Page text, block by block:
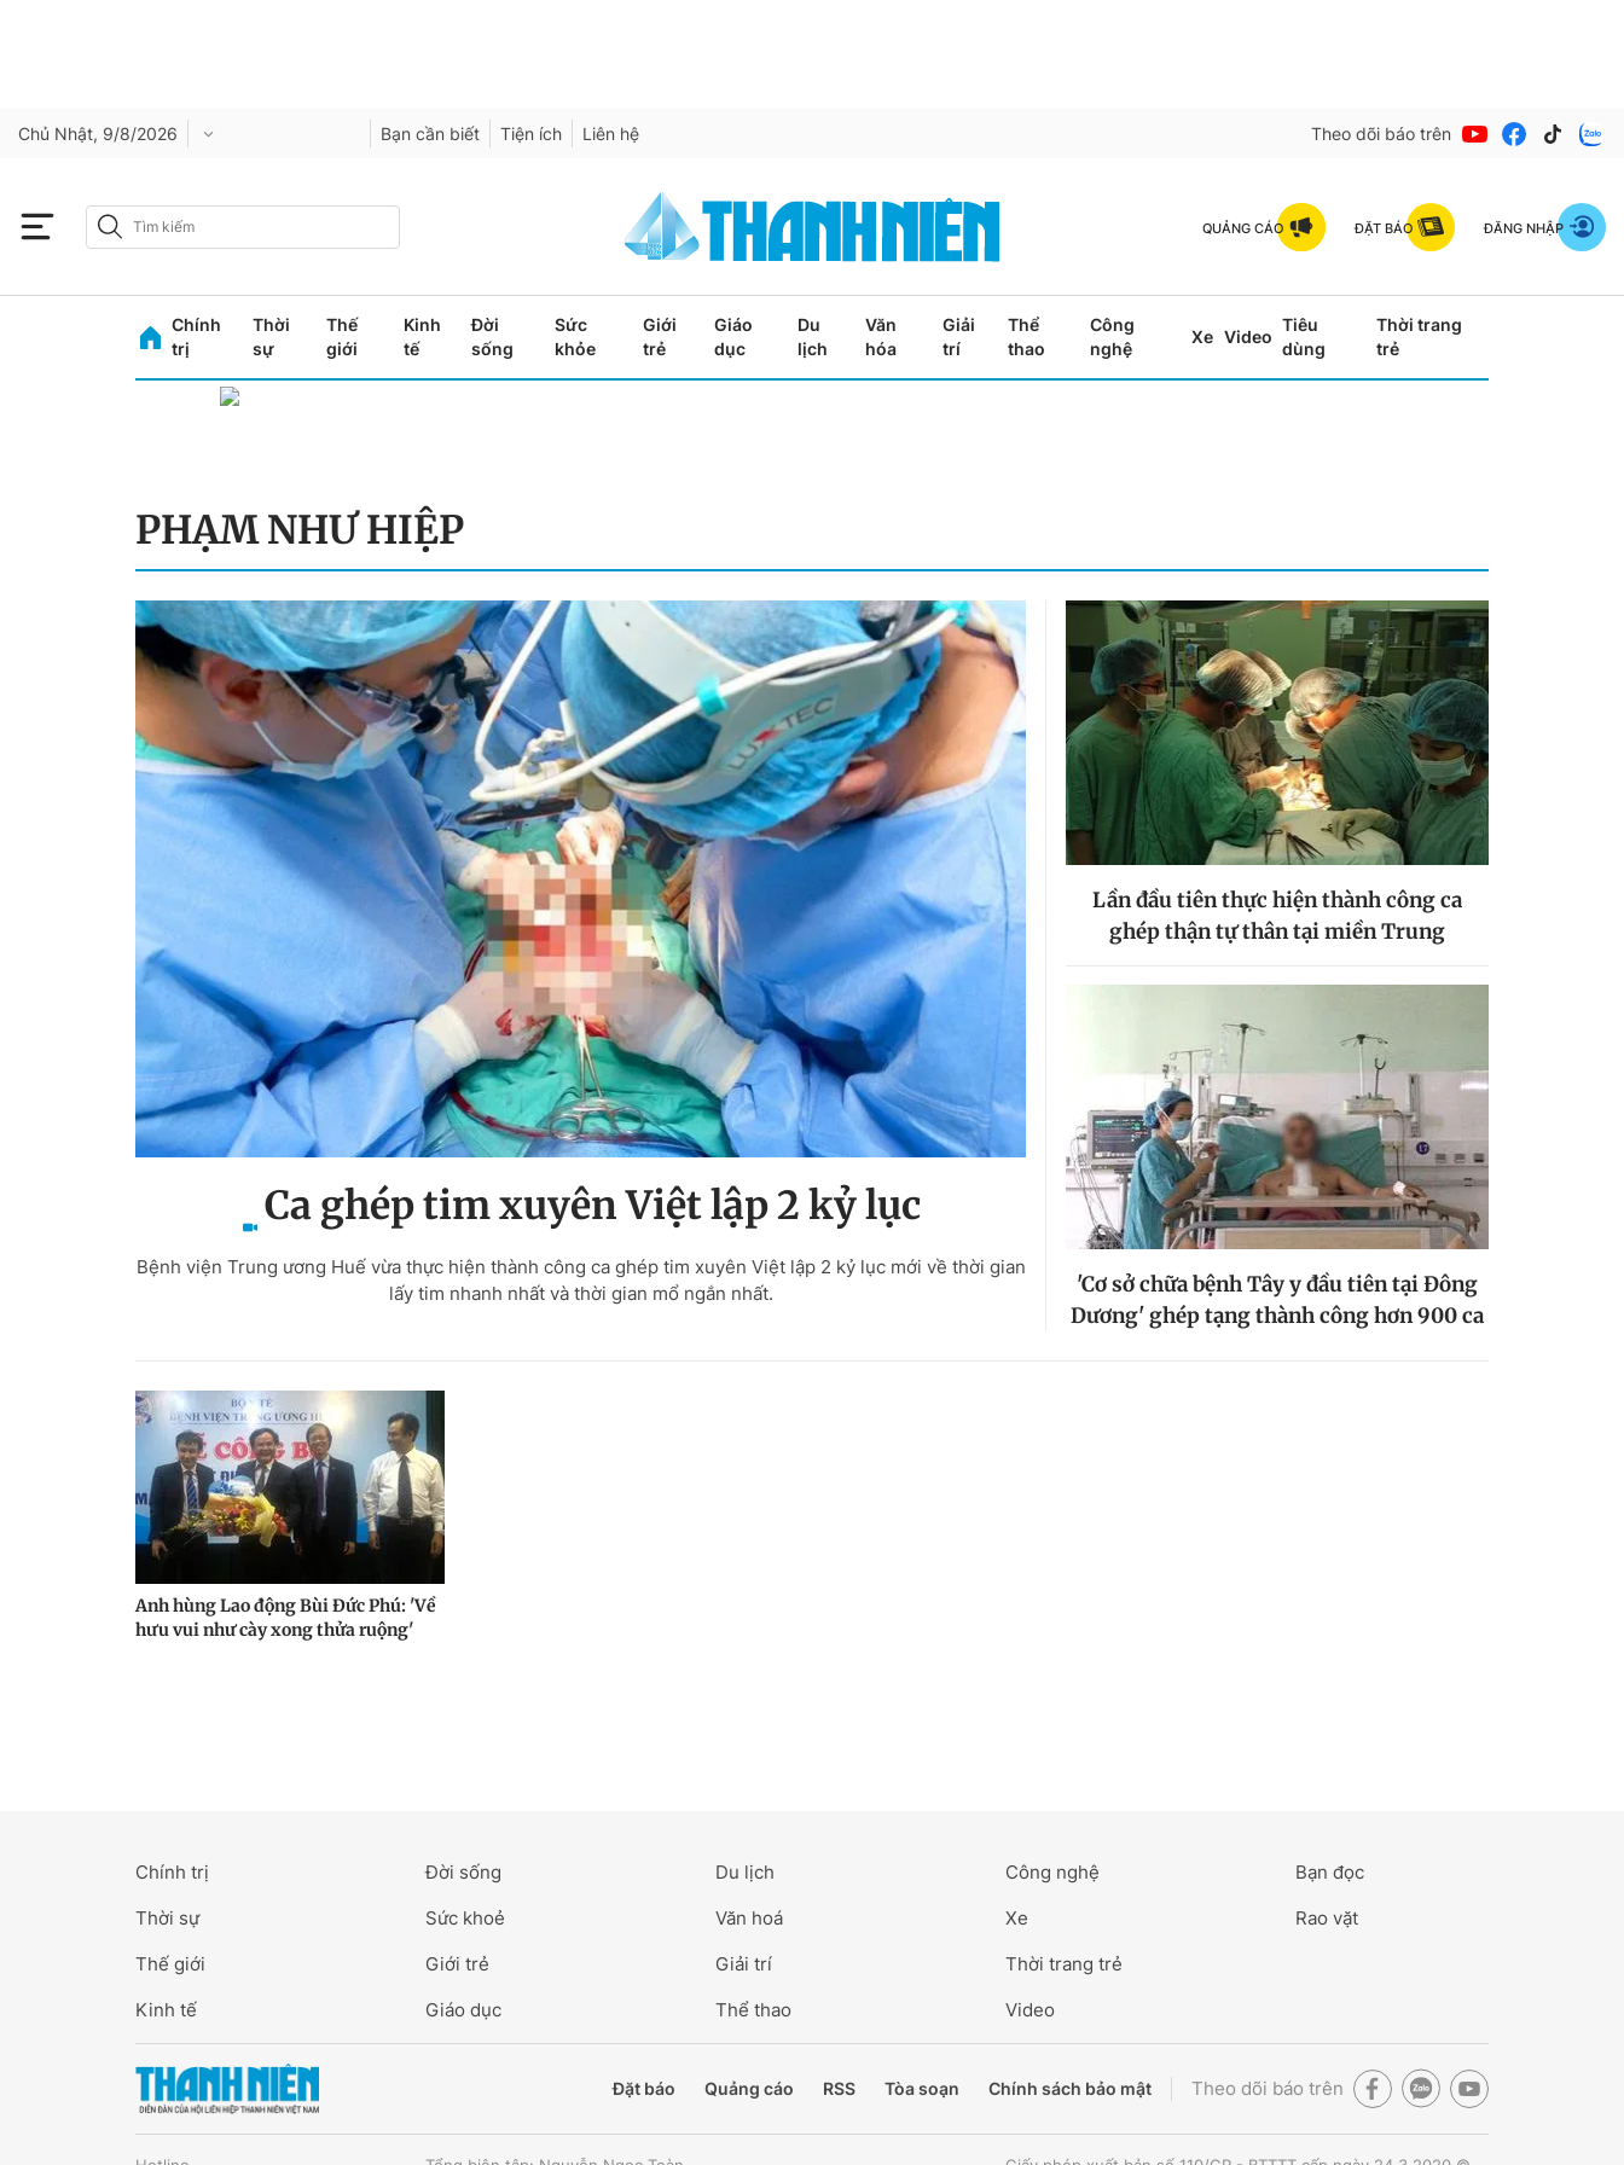
Chủ Nhật, 9/8/2026 Bạn cần biết Tiện ích Liên hệ Theo dõi báo trên
QUẢNG CÁO ĐẶT BÁO ĐĂNG NHẬP
Chính
trị
Thời
sự
Thế
giới
Kinh
tế
Đời
sống
Sức
khỏe
Giới
trẻ
Giáo
dục
Du
lịch
Văn
hóa
Giải
trí
Thể
thao
Công
nghệ
Xe Video
Tiêu
dùng
Thời trang
trẻ
PHẠM NHƯ HIỆP
Ca ghép tim xuyên Việt lập 2 kỷ lục
Bệnh viện Trung ương Huế vừa thực hiện thành công ca ghép tim xuyên Việt lập 2 kỷ lục mới về thời gian
lấy tim nhanh nhất và thời gian mổ ngắn nhất.
Lần đầu tiên thực hiện thành công ca
ghép thận tự thân tại miền Trung
'Cơ sở chữa bệnh Tây y đầu tiên tại Đông
Dương' ghép tạng thành công hơn 900 ca
Anh hùng Lao động Bùi Đức Phú: 'Về
hưu vui như cày xong thửa ruộng'
Chính trị
Thời sự
Thế giới
Kinh tế
Đời sống
Sức khoẻ
Giới trẻ
Giáo dục
Du lịch
Văn hoá
Giải trí
Thể thao
Công nghệ
Xe
Thời trang trẻ
Video
Bạn đọc
Rao vặt
Đặt báo Quảng cáo RSS Tòa soạn Chính sách bảo mật Theo dõi báo trên